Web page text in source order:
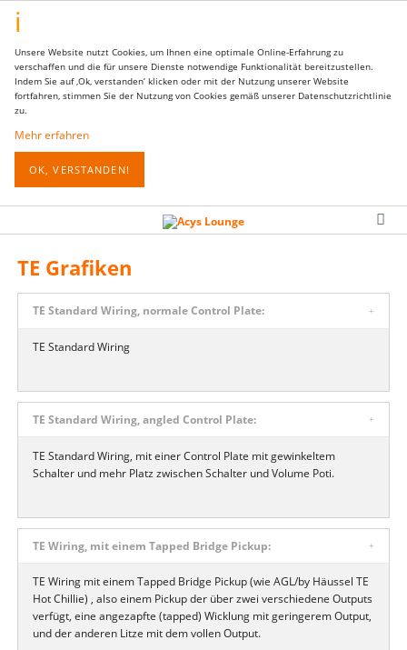
Unsere Website nutzt Cookies, um Ihnen eine optimale Online-Erfahrung zu
verschaffen und die für unsere Dienste notwendige Funktionalität bereitzustellen.
Indem Sie auf ‚Ok, verstanden‘ klicken oder mit der Nutzung unserer Website
fortfahren, stimmen Sie der Nutzung von Cookies gemäß unserer Datenschutzrichtlinie
zu.
Mehr erfahren
OK, VERSTANDEN!
TE Grafiken
TE Standard Wiring, normale Control Plate:
TE Standard Wiring
TE Standard Wiring, angled Control Plate:
TE Standard Wiring, mit einer Control Plate mit gewinkeltem
Schalter und mehr Platz zwischen Schalter und Volume Poti.
TE Wiring, mit einem Tapped Bridge Pickup:
TE Wiring mit einem Tapped Bridge Pickup (wie AGL/by Häussel TE
Hot Chillie) , also einem Pickup der über zwei verschiedene Outputs
verfügt, eine angezapfte (tapped) Wicklung mit geringerem Output,
und der anderen Litze mit dem vollen Output.